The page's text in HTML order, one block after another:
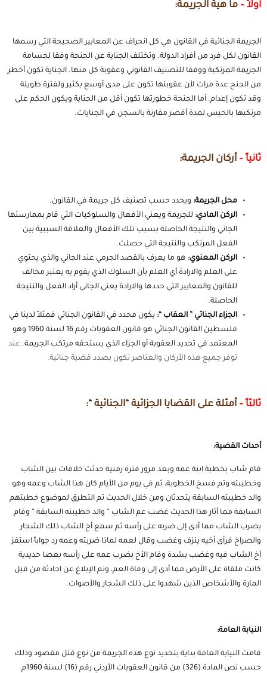
أولاً – ما هية الجريمة:
الجريمة الجنائية في القانون هي كل انحراف عن المعايير الصحيحة التي رسمها
القانون لكل فرد من أفراد الدولة. وتختلف الجناية عن الجنحة وفقا لجسامة
الجريمة المرتكبة ووفقا للتصنيف القانوني وعقوبة كل منها. الجناية تكون أخطر
من الجنح عدة مرات لأن عقوبتها تكون على مدى أوسع بكثير ولفترة طويلة
وقد تكون إعدام. أما الجنحة خطورتها تكون أقل من الجناية ويكون الحكم على
مرتكبها بالحبس لمدة أقصر مقارنة بالسجن في الجنايات.
ثانياً – أركان الجريمة:
محل الجريمة: ويحدد حسب تصنيف كل جريمة في القانون.
الركن المادي: للجريمة ويعني الأفعال والسلوكيات التي قام بممارستها
الجاني والنتيجة الحاصلة بسبب تلك الأفعال والعلاقة السببية بين
الفعل المرتكب والنتيجة التي حصلت.
الركن المعنوي: هو ما يعرف بالقصد الجرمي عند الجاني والذي يحتوي
على العلم والارادة أي العلم بأن السلوك الذي يقوم به يعتبر مخالف
للقانون والمعايير التي حددها والارادة يعني الجاني أراد الفعل والنتيجة
الحاصلة.
الجزاء الجنائي ” العقاب “: يكون محدد في القانون الجنائي فمثلاً لدينا في
فلسطين القانون الجنائي هو قانون العقوبات رقم 16 لسنة 1960 وهو
المعتمد في تحديد العقوبة أو الجزاء الذي يستحقه مرتكب الجريمة. عند
توفر جميع هذه الأركان والعناصر نكون بصدد قضية جنائية.
ثالثاً – أمثلة على القضايا الجزائية “الجنائية “:
أحداث القضية:
قام شاب بخطبة ابنة عمه وبعد مرور فترة زمنية حدثت خلافات بين الشاب
وخطيبته وتم فسخ الخطوبة، ثم في يوم من الأيام كان هذا الشاب وعمه وهو
والد خطيبته السابقة يتحدثان ومن خلال الحديث تم التطرق لموضوع خطبتهم
السابقة مما أثار هذا الحديث غضب عم الشاب ” والد خطيبته السابقة ” وقام
بضرب الشاب مما أدى إلى ضربه على رأسه ثم سمع أخ الشاب ذلك الشجار
والصراخ فرأى أخيه ينزف وغضب وقال لعمه لماذا ضربته وعمه رد جواباً استفز
أخ الشاب فيه وغضب بشدة وقام الأخ بضرب عمه على رأسه بعصا حديدية
كانت ملقاة على الأرض مما أدى إلى وفاة العم، وتم الإبلاغ عن احادثة من قبل
المارة والأشخاص الذين شهدوا على ذلك الشجار والأصوات.
النيابة العامة:
قامت النيابة العامة بداية بتحديد نوع هذه الجريمة من نوع قتل مقصود وذلك
حسب نص المادة (326) من
قانون العقوبات
الأردني رقم (16) لسنة 1960م